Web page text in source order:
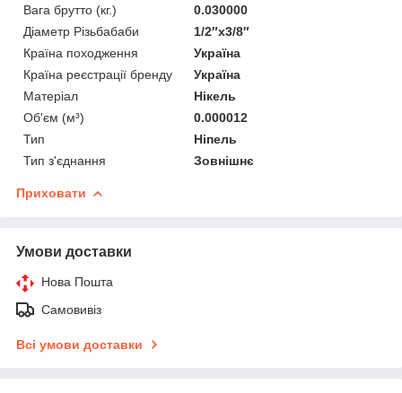
Вага брутто (кг.)
0.030000
Діаметр Різьбабаби
1/2″х3/8″
Країна походження
Україна
Країна реєстрації бренду
Україна
Матеріал
Нікель
Об'єм (м³)
0.000012
Тип
Ніпель
Тип з'єднання
Зовнішнє
Приховати
Умови доставки
Нова Пошта
Самовивіз
Всі умови доставки